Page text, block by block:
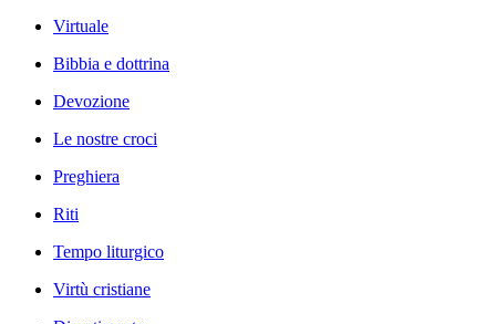
Virtuale
Bibbia e dottrina
Devozione
Le nostre croci
Preghiera
Riti
Tempo liturgico
Virtù cristiane